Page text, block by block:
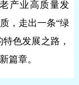
产业高质量发
，走出一条“绿
色发展之路，
篇章。